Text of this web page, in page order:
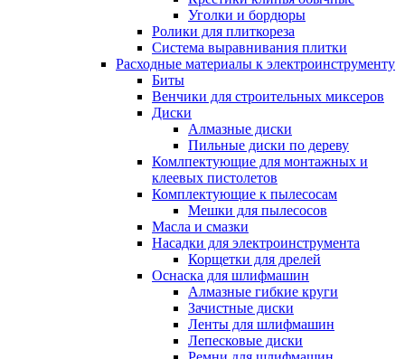
Уголки и бордюры
Ролики для плиткореза
Система выравнивания плитки
Расходные материалы к электроинструменту
Биты
Венчики для строительных миксеров
Диски
Алмазные диски
Пильные диски по дереву
Комлпектующие для монтажных и
клеевых пистолетов
Комплектующие к пылесосам
Мешки для пылесосов
Масла и смазки
Насадки для электроинструмента
Корщетки для дрелей
Оснаска для шлифмашин
Алмазные гибкие круги
Зачистные диски
Ленты для шлифмашин
Лепесковые диски